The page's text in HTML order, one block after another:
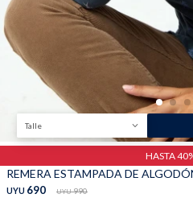
Talle
HASTA
REMERA ESTAMPADA DE
UYU 690 UYU 990